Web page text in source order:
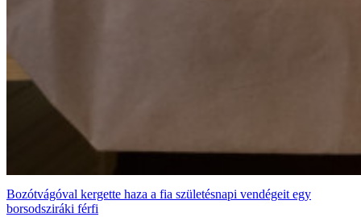
Bozótvágóval kergette haza a fia születésnapi vendégeit egy
borsodsziráki férfi